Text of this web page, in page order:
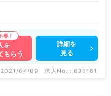
を
もらう
詳細を
見る
2021/04/09 求人No. : 630161